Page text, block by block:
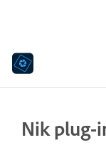
Nik plug-